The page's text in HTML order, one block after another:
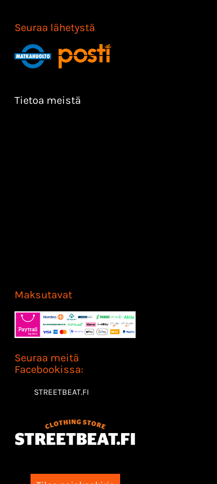
Seuraa lähetystä
Tietoa meistä
Maksutavat
Seuraa meitä
Facebookissa:
STREETBEAT.FI